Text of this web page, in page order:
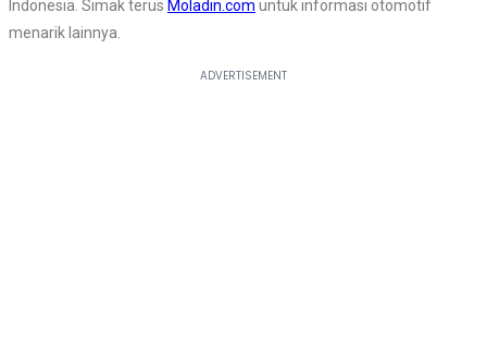
Indonesia. Simak terus Moladin.com untuk informasi otomotif
menarik lainnya.